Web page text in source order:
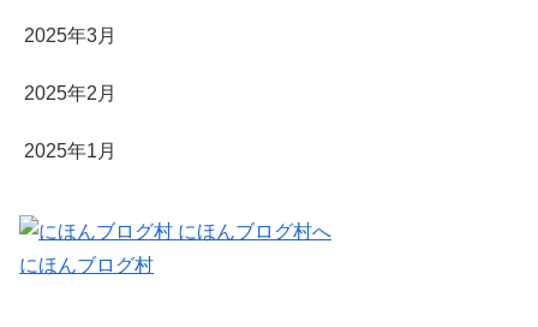
2025年3月
2025年2月
2025年1月
にほんブログ村